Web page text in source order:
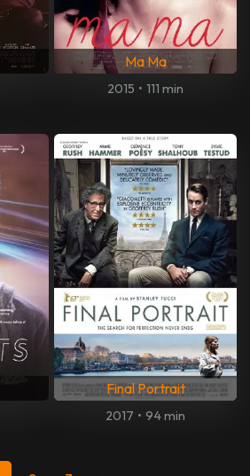
Ma Ma
2015 • 111 min
Final Portrait
2017 • 94 min